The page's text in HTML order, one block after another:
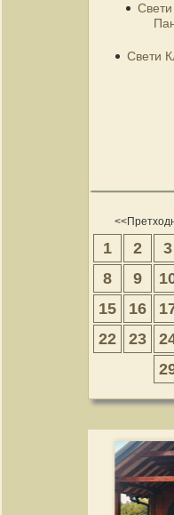
Свети
1 2 3
8
9
15
16
22
23